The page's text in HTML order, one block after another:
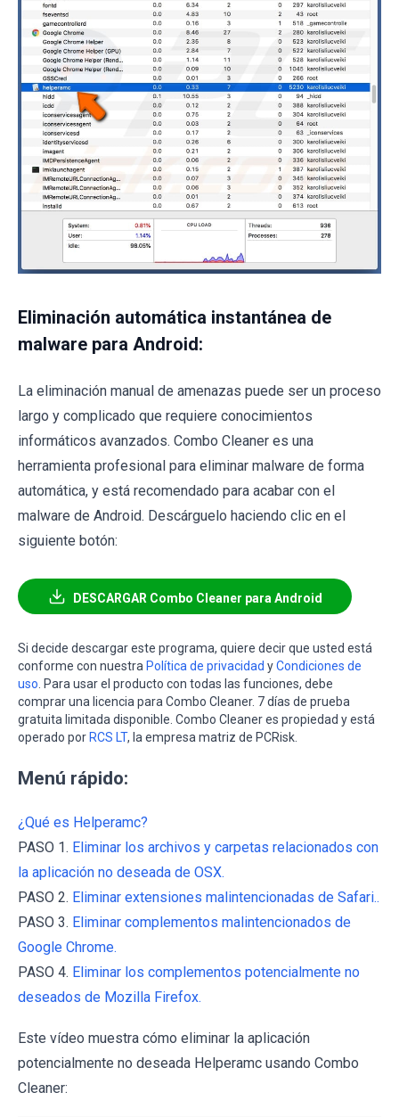
Eliminación automática instantánea de
malware para Android:
La eliminación manual de amenazas puede ser un proceso
largo y complicado que requiere conocimientos
informáticos avanzados. Combo Cleaner es una
herramienta profesional para eliminar malware de forma
automática, y está recomendado para acabar con el
malware de Android. Descárguelo haciendo clic en el
siguiente botón:
DESCARGAR Combo Cleaner para Android
Si decide descargar este programa, quiere decir que usted está
conforme con nuestra Política de privacidad yCondiciones de
uso . Para usar el producto con todas las funciones, debe
comprar una licencia para Combo Cleaner. 7 días de prueba
gratuita limitada disponible. Combo Cleaner es propiedad y está
operado por RCS LT, la empresa matriz de PCRisk.
Menú rápido:
¿Qué es Helperamc?
PASO 1. Eliminar los archivos y carpetas relacionados con
la aplicación no deseada de OSX.
PASO 2. Eliminar extensiones malintencionadas de Safari..
PASO 3. Eliminar complementos malintencionados de
Google Chrome.
PASO 4. Eliminar los complementos potencialmente no
deseados de Mozilla Firefox.
Este vídeo muestra cómo eliminar la aplicación
potencialmente no deseada Helperamc usando Combo
Cleaner: